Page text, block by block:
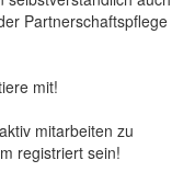
Partnerschaftspflege
mit!
mitarbeiten zu
registriert sein!